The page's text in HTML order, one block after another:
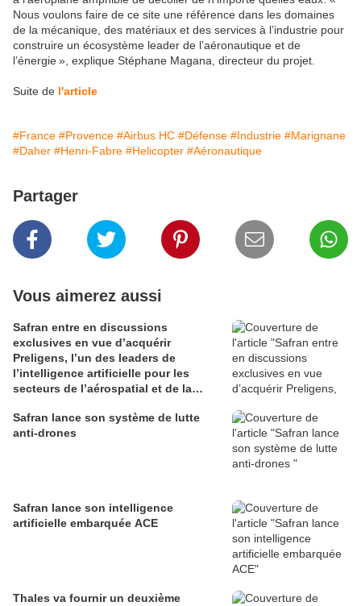
Nous voulons faire de ce site une référence dans les domaines
de la mécanique, des matériaux et des services à l’industrie pour
construire un écosystème leader de l’aéronautique et de
l’énergie », explique Stéphane Magana, directeur du projet.
Suite de l'article
#France #Provence #Airbus HC #Défense #Industrie #Marignane
#Daher #Henri-Fabre #Helicopter #Aéronautique
Partager
Vous aimerez aussi
Safran entre en discussions
exclusives en vue d’acquérir
Preligens, l’un des leaders de
l’intelligence artificielle pour les
secteurs de l’aérospatial et de la
Safran lance son système de lutte
anti-drones
Safran lance son intelligence
artificielle embarquée ACE
Thales va fournir un deuxième